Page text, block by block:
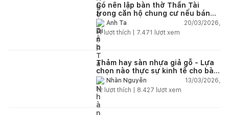
Có nên lập bàn thờ Thần Tài
trong căn hộ chung cư nếu bán
hàng online?
Anh Ta
20/03/2026,
11lượt thích | 7.471 lượt xem
Thảm hay sàn nhựa giả gỗ - Lựa
chọn nào thực sự kinh tế cho bài
toán lâu dài?
Nhàn Nguyễn
13/03/2026,
12 lượt thích | 8.427 lượt xem